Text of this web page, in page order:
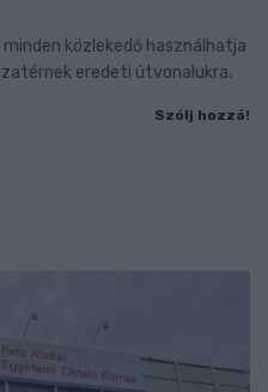
közlekedő használhatja
eredeti útvonalukra.
Szólj hozzá!